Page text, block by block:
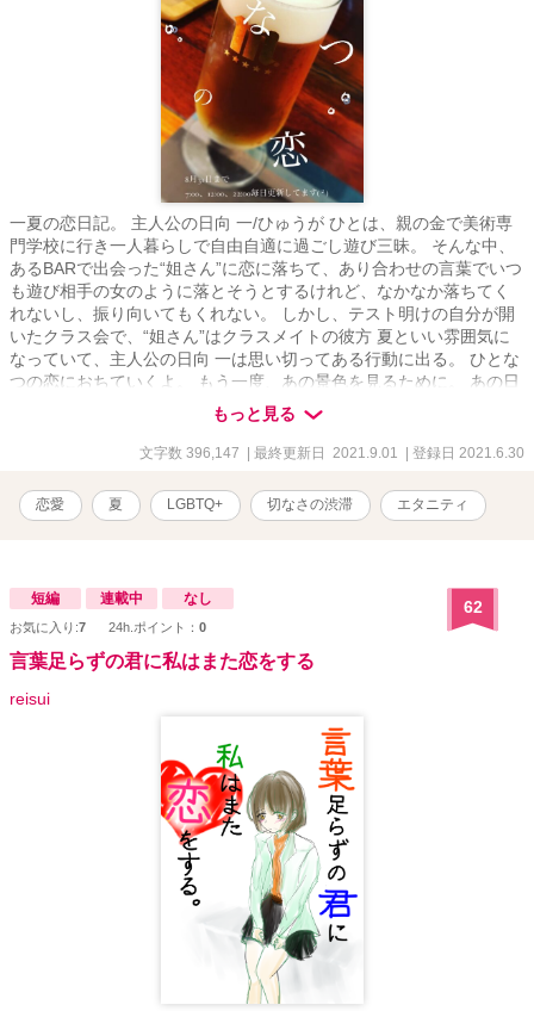
一夏の恋日記。 主人公の日向 一/ひゅうが ひとは、親の金で美術専
門学校に行き一人暮らしで自由自適に過ごし遊び三昧。 そんな中、
あるBARで出会った“姐さん”に恋に落ちて、あり合わせの言葉でいつ
も遊び相手の女のように落とそうとするけれど、なかなか落ちてく
れないし、振り向いてもくれない。 しかし、テスト明けの自分が開
いたクラス会で、“姐さん”はクラスメイトの彼方 夏といい雰囲気に
なっていて、主人公の日向 一は思い切ってある行動に出る。 ひとな
つの恋におちていくよ。 もう一度、あの景色を見るために。 あの日
に、あの時に、あの自分がああしていれば 今の自分が好きになれた
はずの主人公。 自分が好きな人たちも、好きをくれる人たちも、そ
ばに居てもらうために今日もまた嘘をつき、愛も視線も自分に向く
と自分が無くなってしまいそうになるから空っぽな好意をいつも渡
してしまう。 そして、今日もまた どうでもいい人と恋人ごっこをし
曲を紹介しています。 Spotifyにプレイリスト作りました。
https://open.spotify.com/playlist/6lpWCCAVpSkdOTDpTRBbwF?
si=idDCM1uASneeoj6tr4tkIg&dl_branch=1 サイドストーリーの«ひと
夏の恋»もあります！ ･カクヨム ･小説家になろう ･魔法のiらんど ･
ノベルアップ+ にも掲載しています。
もっと見る
文字数 396,147 | 最終更新日 2021.9.01 | 登録日 2021.6.30
恋愛 夏 LGBTQ+ 切なさの渋滞 エタニティ
短編 連載中 なし
お気に入り:7 24h.ポイント： 0
62
言葉足らずの君に私はまた恋をする
reisui